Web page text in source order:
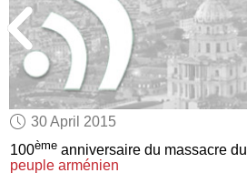
30 April 2015
100ème anniversaire du massacre du
peuple arménien